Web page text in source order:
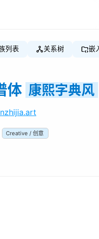
列表 关系树 嵌
体 康熙字典风
Creative / 创意